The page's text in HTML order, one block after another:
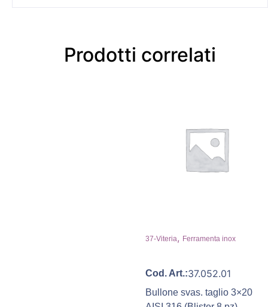
Prodotti correlati
37-Viteria, Ferramenta inox
Cod. Art.:37.052.01
Bullone svas. taglio 3×20